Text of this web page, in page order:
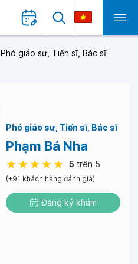
Phó giáo sư, Tiến sĩ, Bác sĩ
Phó giáo sư Tiến sĩ Bác sĩ
Phạm Bá Nha
5 trên 5
(+91 khách hàng đánh giá)
Đăng ký khám